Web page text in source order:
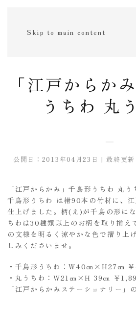
Skip to main content
「江戸からか
うちわ 丸
公開日：2013年04月23日 | 最終更
「江戸からかみ」千鳥形うちわ 丸う
千鳥形うちわ は榾90本の竹材に、
仕上げました。柄(え)が千鳥の形に
ちわは30種類以上のお柄を取り揃え
の文様を明るく涼やかな色で摺り上
しみくださいませ。
・千鳥形うちわ：W40㎝×H27㎝
・丸うちわ：W21㎝×H 39㎝ ￥
「江戸からかみステーショナリー」